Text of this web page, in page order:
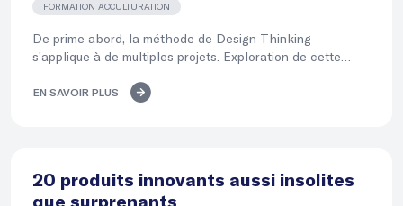
FORMATION ACCULTURATION
De prime abord, la méthode de Design Thinking
s’applique à de multiples projets. Exploration de cette
produits/services innovants.
EN SAVOIR PLUS
20 produits innovants aussi insolites